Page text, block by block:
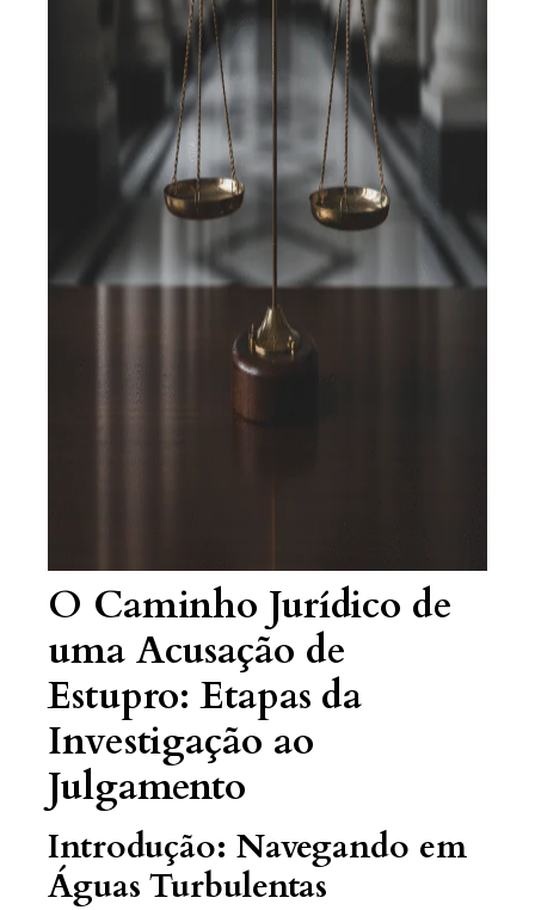
O Caminho Jurídico de
uma Acusação de
Estupro: Etapas da
Investigação ao
Julgamento
Introdução: Navegando em
Águas Turbulentas